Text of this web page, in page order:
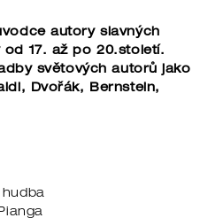
autory slavných
17. až po 20.století.
světových autorů jako
Dvořák, Bernstein,